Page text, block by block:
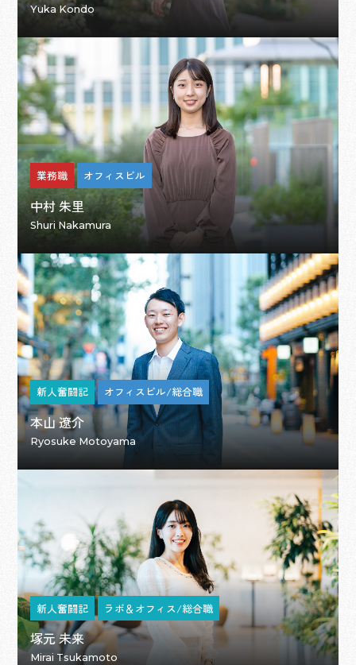
Yuka Kondo
業務職 オフィスビル
中村 朱里
Shuri Nakamura
新人奮闘記 オフィスビル/総合職
本山 遼介
Ryosuke Motoyama
新人奮闘記 ラボ＆オフィス/総合職
塚元 未来
Mirai Tsukamoto